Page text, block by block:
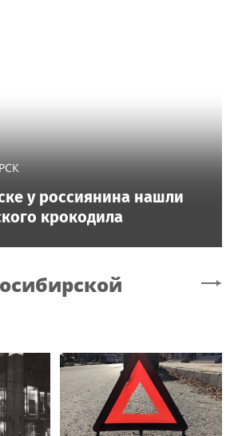
у россиянина нашли
крокодила